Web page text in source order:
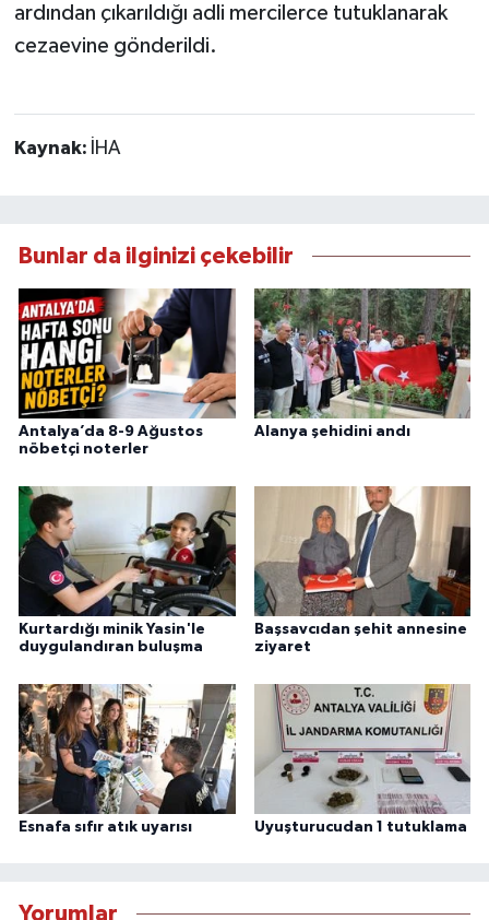
ardından çıkarıldığı adli mercilerce tutuklanarak
cezaevine gönderildi.
Kaynak: İHA
Bunlar da ilginizi çekebilir
Antalya’da 8-9 Ağustos
nöbetçi noterler
Alanya şehidini andı
Kurtardığı minik Yasin'le
duygulandıran buluşma
Başsavcıdan şehit annesine
ziyaret
Esnafa sıfır atık uyarısı Uyuşturucudan 1 tutuklama
Yorumlar